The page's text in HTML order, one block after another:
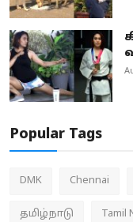
Popular Tags
DMK Chennai
தமிழ்நாடு Tamil